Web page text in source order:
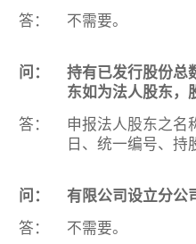
答：
不需要。
问：
持有已发行股份总
东如为法人股东，
答：
申报法人股东之名
日、统一编号、持
问：
有限公司设立分公
答：
不需要。